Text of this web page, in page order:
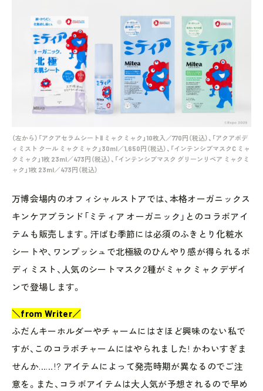
（左から）「アクアセラムシートⅡ ミャクミャク」10枚入／770円（税込）、「アクアボデ
ィミスト クール ミャクミャク」30ml／1,650円（税込）、「インテンシブマスクC ミャ
クミャク」1枚 23ml／473円（税込）、「インテンシブマスク グリーンリペア ミャクミ
ャク」1枚 23ml／473円（税込）
万博会場内のオフィシャルストアでは、本格オーガニックス
キンケアブランド「ミティア オーガニック」とのコラボアイ
テムも販売します。汗ばむ季節には必須のふきとり化粧水
シートや、ワンプッシュで北極級のひんやり感が得られるボ
ディミスト、人気のシートマスク2種がミャクミャクデザイ
ンで登場します。
＼from Writer／
ふだんキーホルダーやチャームにはさほど興味のない私で
すが、このコラボチャームにはやられました! かわいすぎま
せんか……!? アイテムによって発売時期が異なるのでご注
意を。また、コラボアイテムは大人気が予想されるので早め